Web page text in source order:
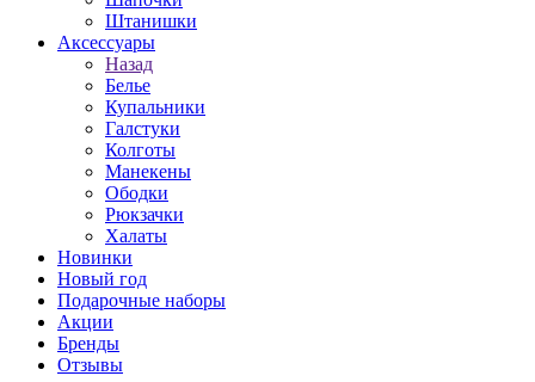
Штанишки
Аксессуары
Назад
Белье
Купальники
Галстуки
Колготы
Манекены
Ободки
Рюкзачки
Халаты
Новинки
Новый год
Подарочные наборы
Акции
Бренды
Отзывы